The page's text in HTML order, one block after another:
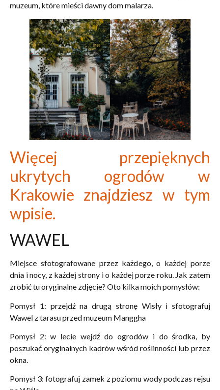
muzeum, które mieści dawny dom malarza.
Więcej przepięknych
ukrytych ogrodów w
Krakowie znajdziesz w tym
wpisie.
WAWEL
Miejsce sfotografowane przez każdego, o każdej porze
dnia i nocy, z każdej strony i o każdej porze roku. Jak zatem
zrobić tu oryginalne zdjęcie? Oto kilka moich pomysłów:
Pomysł 1: przejdź na drugą stronę Wisły i sfotografuj
Wawel z tarasu przed muzeum Manggha
Pomysł 2: w lecie wejdź do ogrodów i do środka, by
poszukać oryginalnych kadrów wśród roślinności lub przez
okna.
Pomysł 3: fotografuj zamek z poziomu wody podczas rejsu